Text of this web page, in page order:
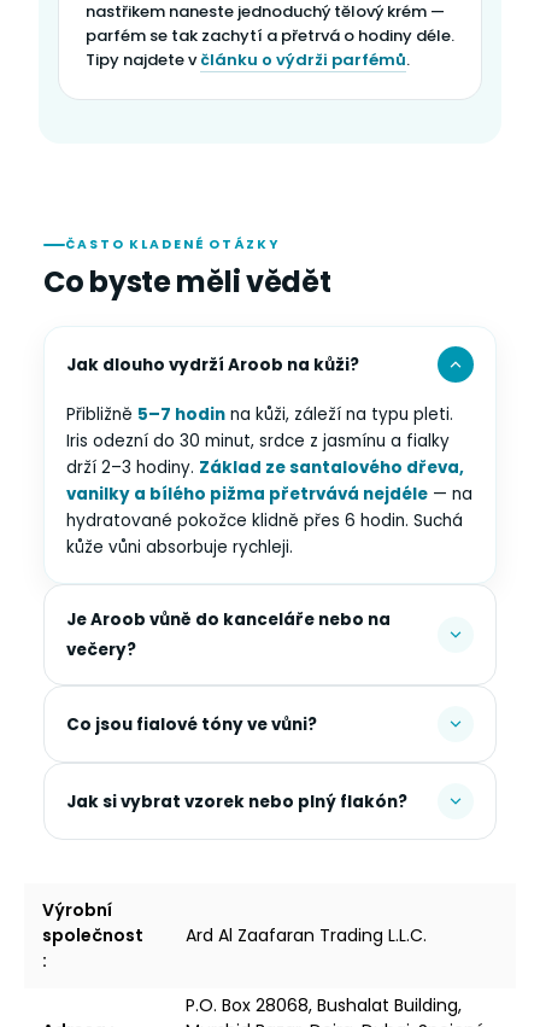
nastřikem naneste jednoduchý tělový krém —
parfém se tak zachytí a přetrvá o hodiny déle.
Tipy najdete včlánku o výdrži parfémů.
ČASTO KLADENÉ OTÁZKY
Co byste měli vědět
Jak dlouho vydrží Aroob na kůži?
Přibližně 5–7 hodin na kůži, záleží na typu pleti.
Iris odezní do 30 minut, srdce z jasmínu a fialky
drží 2–3 hodiny. Základ ze santalového dřeva,
vanilky a bílého pižma přetrvává nejdéle — na
hydratované pokožce klidně přes 6 hodin. Suchá
kůže vůni absorbuje rychleji.
Je Aroob vůně do kanceláře nebo na
večery?
Co jsou fialové tóny ve vůni?
Jak si vybrat vzorek nebo plný flakón?
Výrobní
společnost
:
Ard Al Zaafaran Trading L.L.C.
P.O. Box 28068, Bushalat Building,